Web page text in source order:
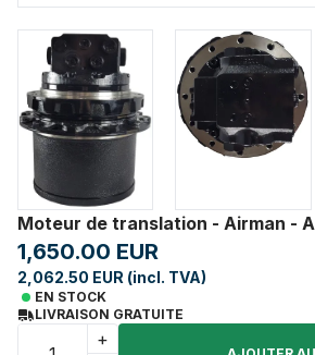
Moteur de translation - Airman -
1,650.00 EUR
2,062.50 EUR (incl. TVA)
EN STOCK
LIVRAISON GRATUITE
+